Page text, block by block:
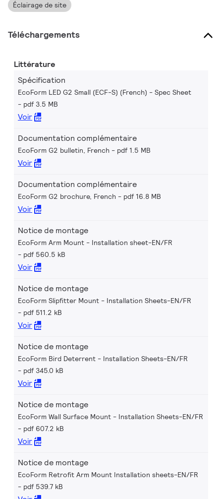
Éclairage de site
Téléchargements
Littérature
Spécification
EcoForm LED G2 Small (ECF-S) (French) - Spec Sheet
pdf 3.5 MB
Voir
Documentation complémentaire
EcoForm G2 bulletin, French pdf 1.5 MB
Voir
Documentation complémentaire
EcoForm G2 brochure, French pdf 16.8 MB
Voir
Notice de montage
EcoForm Arm Mount - Installation sheet-EN/FR
pdf 560.5 kB
Voir
Notice de montage
EcoForm Slipfitter Mount - Installation Sheets-EN/FR
pdf 511.2 kB
Voir
Notice de montage
EcoForm Bird Deterrent - Installation Sheets-EN/FR
pdf 345.0 kB
Voir
Notice de montage
EcoForm Wall Surface Mount - Installation Sheets-EN/FR
pdf 607.2 kB
Voir
Notice de montage
EcoForm Retrofit Arm Mount Installation sheets-EN/FR
pdf 539.7 kB